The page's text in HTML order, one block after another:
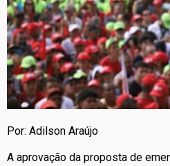
Por: Adilson Araújo
A aprovação da proposta de